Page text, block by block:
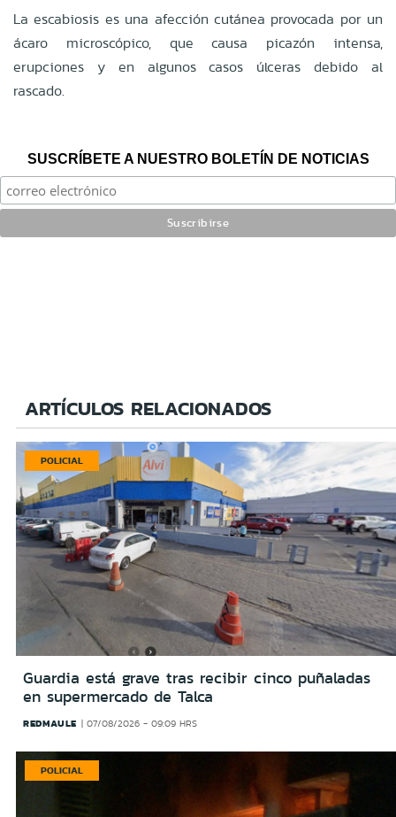
La escabiosis es una afección cutánea provocada por un
ácaro microscópico, que causa picazón intensa,
erupciones y en algunos casos úlceras debido al
rascado.
SUSCRÍBETE A NUESTRO BOLETÍN DE NOTICIAS
ARTÍCULOS RELACIONADOS
POLICIAL
Guardia está grave tras recibir cinco puñaladas
en supermercado de Talca
REDMAULE 07/08/2026 - 09:09 HRS
POLICIAL